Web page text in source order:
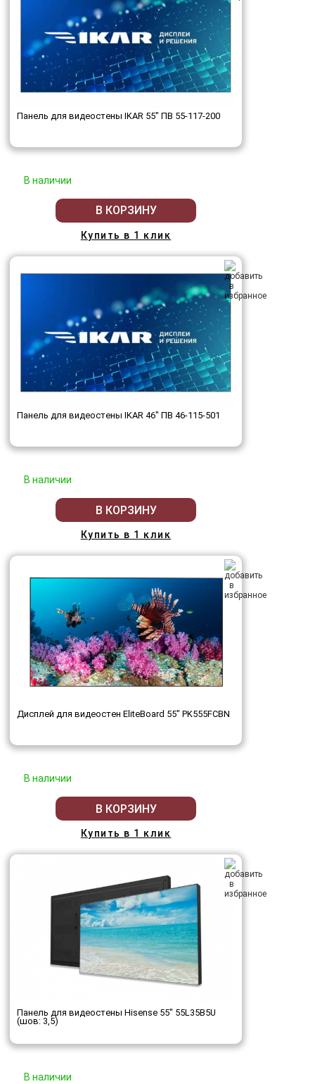
Панель для видеостены IKAR 55" ПВ 55-117-200
В наличии
В КОРЗИНУ
Купить в 1 клик
Панель для видеостены IKAR 46" ПВ 46-115-501
В наличии
В КОРЗИНУ
Купить в 1 клик
Дисплей для видеостен EliteBoard 55" PK555FCBN
В наличии
В КОРЗИНУ
Купить в 1 клик
Панель для видеостены Hisense 55" 55L35B5U
(шов: 3,5)
В наличии